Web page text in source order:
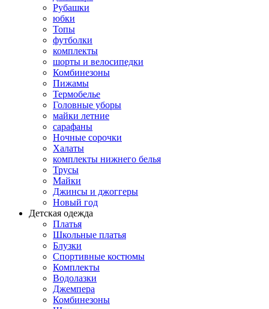
Рубашки
юбки
Топы
футболки
комплекты
шорты и велосипедки
Комбинезоны
Пижамы
Термобелье
Головные уборы
майки летние
сарафаны
Ночные сорочки
Халаты
комплекты нижнего белья
Трусы
Майки
Джинсы и джоггеры
Новый год
Детская одежда
Платья
Школьные платья
Блузки
Спортивные костюмы
Комплекты
Водолазки
Джемпера
Комбинезоны